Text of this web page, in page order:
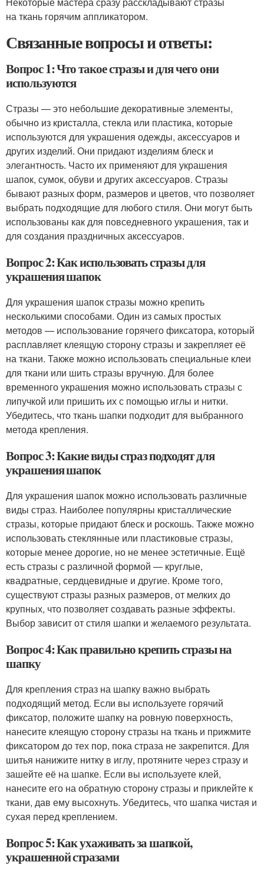
на ткань горячим аппликатором.
Связанные вопросы и ответы:
Вопрос 1: Что такое стразы и для чего они
используются
Стразы — это небольшие декоративные элементы,
обычно из кристалла, стекла или пластика, которые
используются для украшения одежды, аксессуаров и
других изделий. Они придают изделиям блеск и
элегантность. Часто их применяют для украшения
шапок, сумок, обуви и других аксессуаров. Стразы
бывают разных форм, размеров и цветов, что позволяет
выбрать подходящие для любого стиля. Они могут быть
использованы как для повседневного украшения, так и
для создания праздничных аксессуаров.
Вопрос 2: Как использовать стразы для
украшения шапок
Для украшения шапок стразы можно крепить
несколькими способами. Один из самых простых
методов — использование горячего фиксатора, который
расплавляет клеящую сторону стразы и закрепляет её
на ткани. Также можно использовать специальные клеи
для ткани или шить стразы вручную. Для более
временного украшения можно использовать стразы с
липучкой или пришить их с помощью иглы и нитки.
Убедитесь, что ткань шапки подходит для выбранного
метода крепления.
Вопрос 3: Какие виды страз подходят для
украшения шапок
Для украшения шапок можно использовать различные
виды страз. Наиболее популярны кристаллические
стразы, которые придают блеск и роскошь. Также можно
использовать стеклянные или пластиковые стразы,
которые менее дорогие, но не менее эстетичные. Ещё
есть стразы с различной формой — круглые,
квадратные, сердцевидные и другие. Кроме того,
существуют стразы разных размеров, от мелких до
крупных, что позволяет создавать разные эффекты.
Выбор зависит от стиля шапки и желаемого результата.
Вопрос 4: Как правильно крепить стразы на
шапку
Для крепления страз на шапку важно выбрать
подходящий метод. Если вы используете горячий
фиксатор, положите шапку на ровную поверхность,
нанесите клеящую сторону стразы на ткань и прижмите
фиксатором до тех пор, пока страза не закрепится. Для
шитья нанижите нитку в иглу, протяните через стразу и
зашейте её на шапке. Если вы используете клей,
нанесите его на обратную сторону стразы и приклейте к
ткани, дав ему высохнуть. Убедитесь, что шапка чистая и
сухая перед креплением.
Вопрос 5: Как ухаживать за шапкой,
украшенной стразами